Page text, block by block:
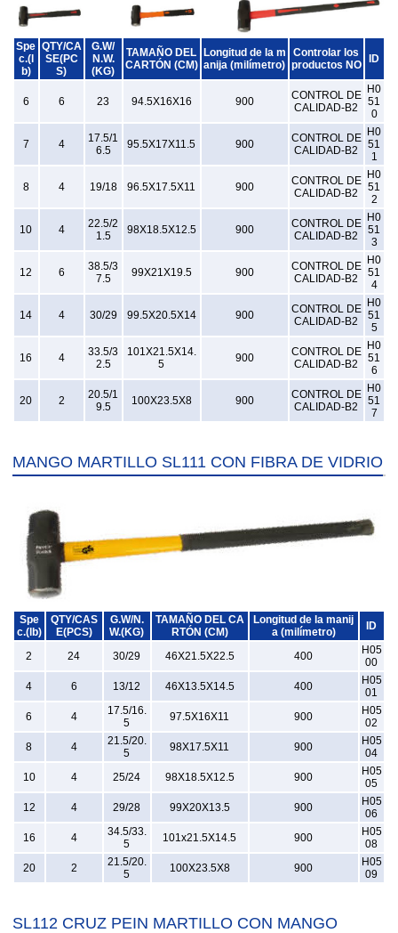
Spe
c.(l
b)
QTY/CA
SE(PC
S)
G.W/
N.W.
(KG)
TAMAÑO DEL
CARTÓN (CM)
Longitud de la m
anija (milímetro)
Controlar los
productos NO
ID
6 6 23 94.5X16X16 900
CONTROL DE
CALIDAD-B2
H0
51
0
7 4
17.5/1
6.5
95.5X17X11.5 900
CONTROL DE
CALIDAD-B2
H0
51
1
8 4 19/18 96.5X17.5X11 900
CONTROL DE
CALIDAD-B2
H0
51
2
10 4
22.5/2
1.5
98X18.5X12.5 900
CONTROL DE
CALIDAD-B2
H0
51
3
12 6
38.5/3
7.5
99X21X19.5 900
CONTROL DE
CALIDAD-B2
H0
51
4
14 4 30/29 99.5X20.5X14 900
CONTROL DE
CALIDAD-B2
H0
51
5
16 4
33.5/3
2.5
101X21.5X14.
5
900
CONTROL DE
CALIDAD-B2
H0
51
6
20 2
20.5/1
9.5
100X23.5X8 900
CONTROL DE
CALIDAD-B2
H0
51
7
MANGO MARTILLO SL111 CON FIBRA DE VIDRIO
Spe
c.(lb)
QTY/CAS
E(PCS)
G.W/N.
W.(KG)
TAMAÑO DEL CA
RTÓN (CM)
Longitud de la manij
a (milímetro)
ID
2 24 30/29 46X21.5X22.5 400
H05
00
4
6 13/12 46X13.5X14.5 400
H05
01
6
4
17.5/16.
5
97.5X16X11 900
H05
02
8
4
21.5/20.
5
98X17.5X11 900
H05
04
10
4 25/24 98X18.5X12.5 900
H05
05
12
4 29/28 99X20X13.5 900
H05
06
16
4
34.5/33.
5
101x21.5X14.5 900
H05
08
20
2
21.5/20.
5
100X23.5X8 900
H05
09
SL112 CRUZ PEIN MARTILLO CON MANGO